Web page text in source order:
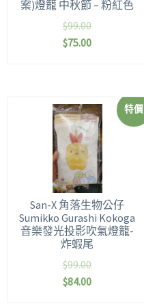
案)燈籠 中秋節 – 粉紅色
$99.00
$75.00
特價
San-X 角落生物公仔
Sumikko Gurashi Kokoga
音樂發光投影吹氣燈籠-
炸蝦尾
$99.00
$84.00